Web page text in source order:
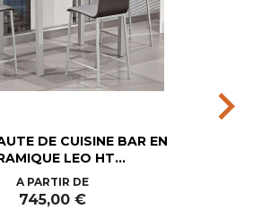
DE CUISINE BAR EN
LEO HT...
Prix
A PARTIR DE
745,00 €
chevron_right